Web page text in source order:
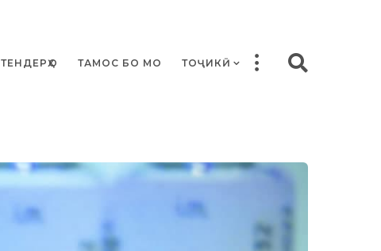
ТЕНДЕРҲО ТАМОС БО МО ТОҶИКӢ